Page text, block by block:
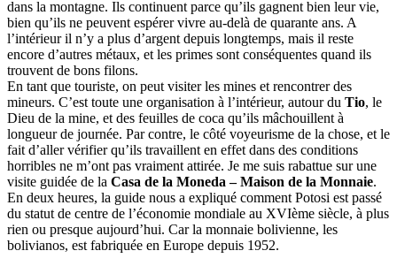
dans la montagne. Ils continuent parce qu’ils gagnent bien leur vie,
bien qu’ils ne peuvent espérer vivre au-delà de quarante ans. A
l’intérieur il n’y a plus d’argent depuis longtemps, mais il reste
encore d’autres métaux, et les primes sont conséquentes quand ils
trouvent de bons filons.
En tant que touriste, on peut visiter les mines et rencontrer des
mineurs. C’est toute une organisation à l’intérieur, autour du Tio, le
Dieu de la mine, et des feuilles de coca qu’ils mâchouillent à
longueur de journée. Par contre, le côté voyeurisme de la chose, et le
fait d’aller vérifier qu’ils travaillent en effet dans des conditions
horribles ne m’ont pas vraiment attirée. Je me suis rabattue sur une
visite guidée de la Casa de la Moneda – Maison de la Monnaie.
En deux heures, la guide nous a expliqué comment Potosi est passé
du statut de centre de l’économie mondiale au XVIème siècle, à plus
rien ou presque aujourd’hui. Car la monnaie bolivienne, les
bolivianos, est fabriquée en Europe depuis 1952.